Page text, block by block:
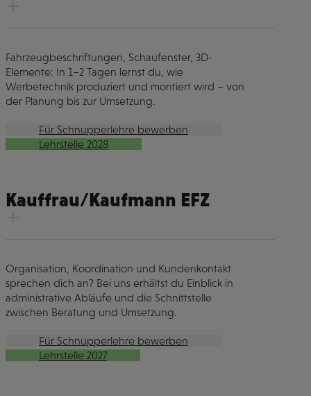
Fahrzeugbeschriftungen, Schaufenster, 3D-
Elemente: In 1–2 Tagen lernst du, wie
Werbetechnik produziert und montiert wird – von
der Planung bis zur Umsetzung.
Für Schnupperlehre bewerben
Lehrstelle 2028
Kauffrau/Kaufmann EFZ
Organisation, Koordination und Kundenkontakt
sprechen dich an? Bei uns erhältst du Einblick in
administrative Abläufe und die Schnittstelle
zwischen Beratung und Umsetzung.
Für Schnupperlehre bewerben
Lehrstelle 2027